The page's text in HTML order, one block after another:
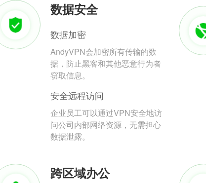
数据安全
数据加密
AndyVPN会加密所有传输的数
据，防止黑客和其他恶意行为者
窃取信息。
安全远程访问
企业员工可以通过VPN安全地访
问公司内部网络资源，无需担心
数据泄露。
跨区域办公